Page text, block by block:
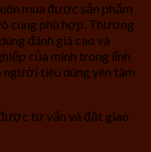
mua được sản phẩm
cùng phù hợp. Thương
đánh giá cao và
của mình trong lĩnh
tiêu dùng yên tâm
tư vấn và đặt giao